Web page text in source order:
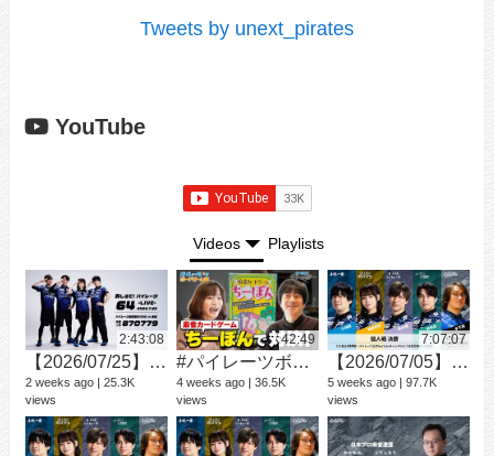
Tweets by unext_pirates
YouTube
Videos Playlists
2:43:08
2 weeks ago
25.3K
views
42:49
4 weeks ago
36.5K
views
7:07:07
5 weeks ago
97.7K
views